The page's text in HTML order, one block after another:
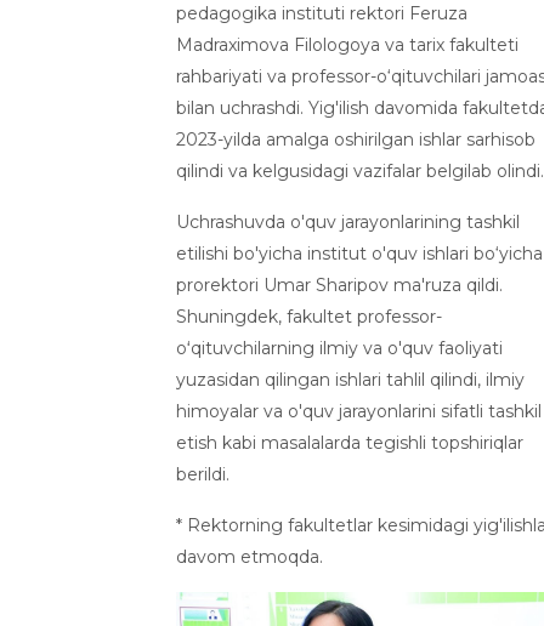
pedagogika instituti rektori Feruza
Madraximova Filologoya va tarix fakulteti
rahbariyati va professor-o‘qituvchilari
bilan uchrashdi. Yig'ilish davomida
2023-yilda amalga oshirilgan ishlar sarhisob
qilindi va kelgusidagi vazifalar belgilab olindi.
Uchrashuvda o'quv jarayonlarining tashkil
etilishi bo'yicha institut o'quv ishlari bo‘yicha
prorektori Umar Sharipov ma'ruza qildi.
Shuningdek, fakultet professor-
oʻqituvchilarning ilmiy va o'quv faoliyati
yuzasidan qilingan ishlari tahlil qilindi, ilmiy
himoyalar va o'quv jarayonlarini sifatli tashkil
etish kabi masalalarda tegishli topshiriqlar
berildi.
* Rektorning fakultetlar kesimidagi
davom etmoqda.